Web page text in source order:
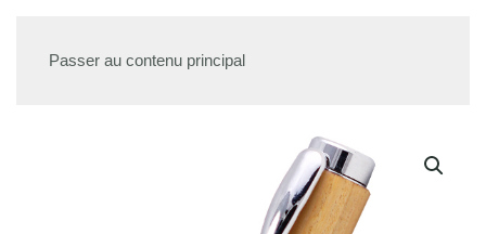
Passer au contenu principal